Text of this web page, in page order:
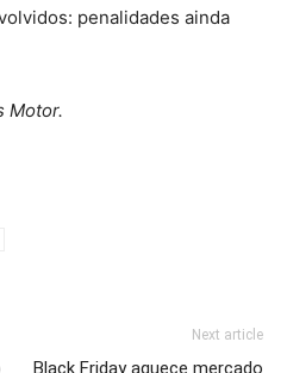
penalidades ainda
Motor.
Next article
Black Friday aquece mercado